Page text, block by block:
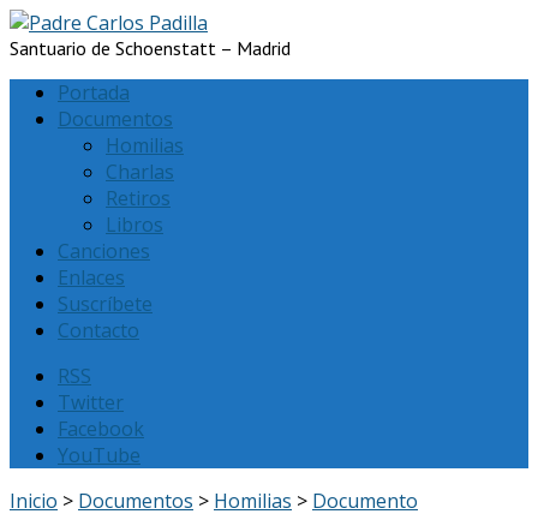
Santuario de Schoenstatt – Madrid
Portada
Documentos
Homilias
Charlas
Retiros
Libros
Canciones
Enlaces
Suscríbete
Contacto
RSS
Twitter
Facebook
YouTube
Inicio > Documentos > Homilias > Documento